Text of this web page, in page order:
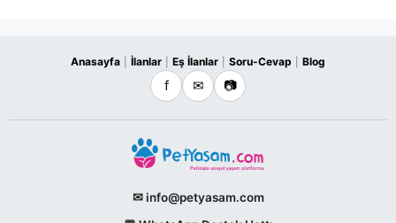
Anasayfa İlanlar Eş İlanlar Soru-Cevap Blog
f ✉ 📷
✉ info@petyasam.com